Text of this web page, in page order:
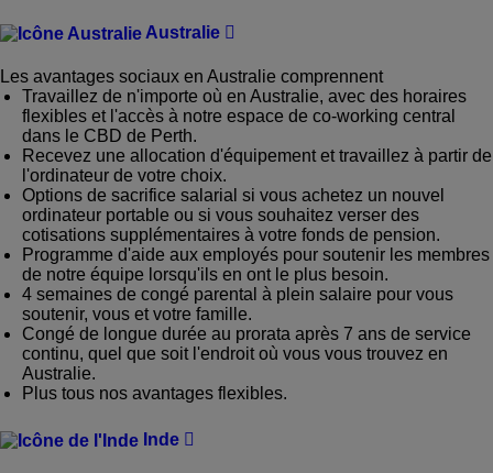
Australie
Les avantages sociaux en Australie comprennent
Travaillez de n'importe où en Australie, avec des horaires
flexibles et l'accès à notre espace de co-working central
dans le CBD de Perth.
Recevez une allocation d'équipement et travaillez à partir de
l'ordinateur de votre choix.
Options de sacrifice salarial si vous achetez un nouvel
ordinateur portable ou si vous souhaitez verser des
cotisations supplémentaires à votre fonds de pension.
Programme d'aide aux employés pour soutenir les membres
de notre équipe lorsqu'ils en ont le plus besoin.
4 semaines de congé parental à plein salaire pour vous
soutenir, vous et votre famille.
Congé de longue durée au prorata après 7 ans de service
continu, quel que soit l'endroit où vous vous trouvez en
Australie.
Plus tous nos avantages flexibles.
Inde